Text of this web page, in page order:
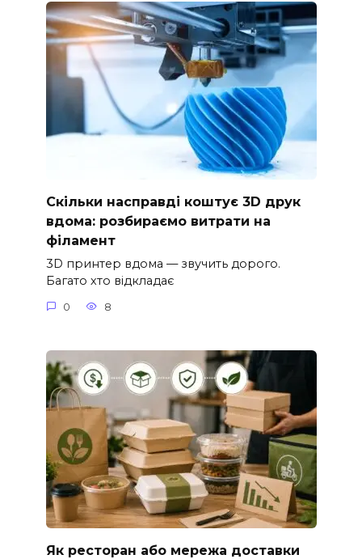
Скільки насправді коштує 3D друк
вдома: розбираємо витрати на
філамент
3D принтер вдома — звучить дорого.
Багато хто відкладає
0 8
Як ресторан або мережа доставки